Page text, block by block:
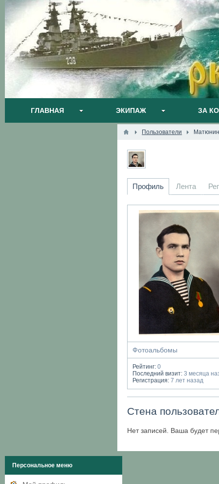
ГЛАВНАЯ ЭКИПАЖ ЗА
Пользователи
Профиль Лента
Фотоальбомы
Рейтинг: 0
Последний визит: 3 месяца
Регистрация: 7 лет назад
Стена
Нет записей. Ваша будет
Персональное меню